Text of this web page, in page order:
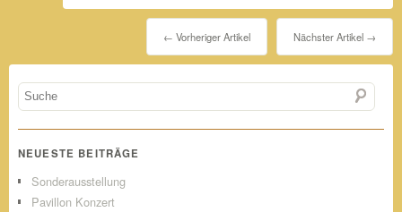
Nächster Artikel →
← Vorheriger Artikel
NEUESTE BEITRÄGE
Sonderausstellung
Pavillon Konzert